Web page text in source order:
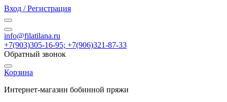
Вход / Регистрация
info@filatilana.ru
+7(903)305-16-95; +7(906)321-87-33
Обратный звонок
Корзина
Интернет-магазин бобинной пряжи